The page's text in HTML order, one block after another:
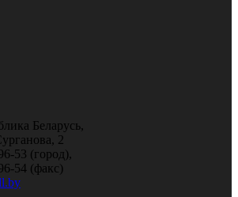
Беларусь,
2
53 (город),
54 (факс)